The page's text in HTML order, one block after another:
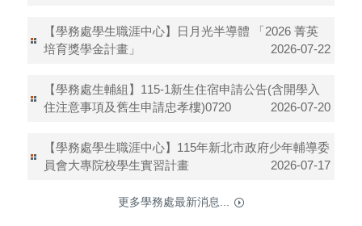
【學務處學生職涯中心】日月光半導體 「2026 菁英
培育獎學金計畫」
2026-07-22
【學務處生輔組】115-1新生住宿申請公告(含開學入
住注意事項及舊生申請忠孝樓)0720
2026-07-20
【學務處學生職涯中心】115年新北市政府少年輔導委
員會大專院校學生實習計畫
2026-07-17
更多學務處最新消息...